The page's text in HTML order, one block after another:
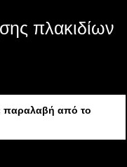
πλακιδίων
παραλαβή από το